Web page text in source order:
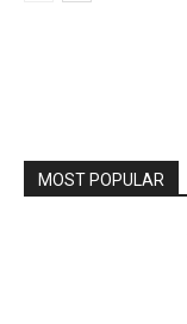
MOST POPULAR